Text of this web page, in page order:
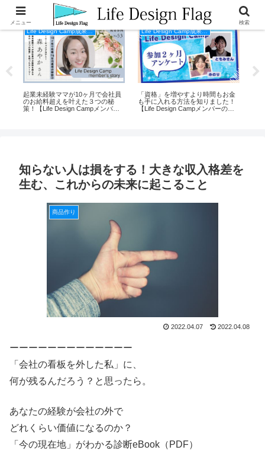
Life Design Camp成果事例
起業未経験ママが10ヶ月で会社員
のお給料超えを叶えた３つの秘
策！【Life Design Campメンバー
Life Design Camp成果事例
「資格」を増やすより時間もお金
も手に入れる方法を知りました！
【Life Design Campメンバーの
知らない人は損をする！大きな収入格差を
生む、これからの未来に起こること
商品作り
2022.04.07 2022.04.08
ーーーーーーーーーーーーー
「会社の看板を外した私」に、
何が残るんだろう？と思ったら。
あなたの経験が会社の外で
どれくらい価値になるのか？
「今の現在地」がわかる診断eBook（PDF）
メニュー 検索